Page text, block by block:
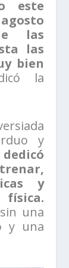
este
las
las
bien
la
y
y
física.
una
y una